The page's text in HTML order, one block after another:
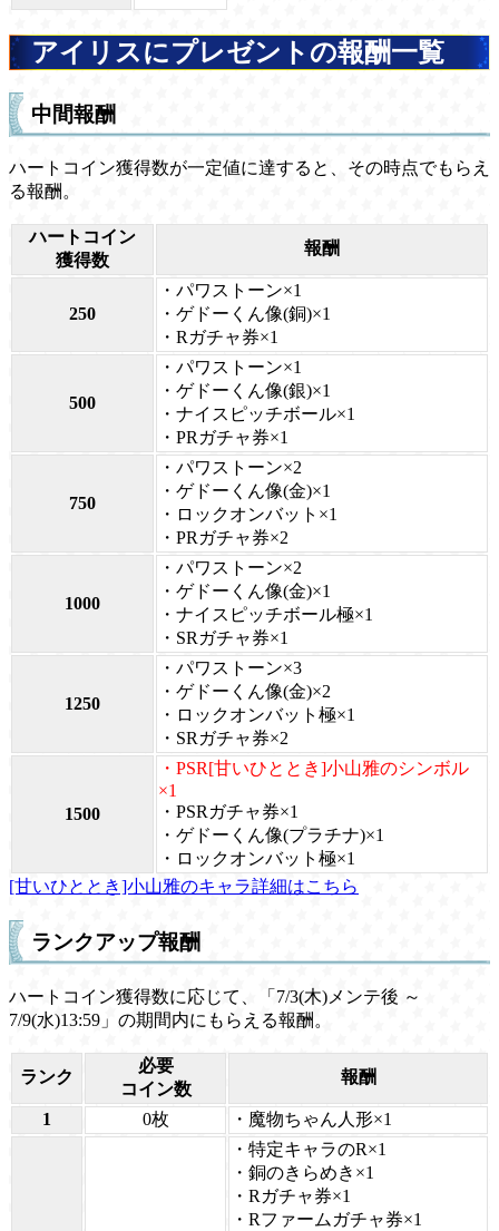
アイリスにプレゼントの報酬一覧
中間報酬
ハートコイン獲得数が一定値に達すると、その時点でもらえ
る報酬。
ハートコイン
獲得数
報酬
250
・パワストーン×1
・ゲドーくん像(銅)×1
・Rガチャ券×1
500
・パワストーン×1
・ゲドーくん像(銀)×1
・ナイスピッチボール×1
・PRガチャ券×1
750
・パワストーン×2
・ゲドーくん像(金)×1
・ロックオンバット×1
・PRガチャ券×2
1000
・パワストーン×2
・ゲドーくん像(金)×1
・ナイスピッチボール極×1
・SRガチャ券×1
1250
・パワストーン×3
・ゲドーくん像(金)×2
・ロックオンバット極×1
・SRガチャ券×2
1500
・PSR[甘いひととき]小山雅のシンボル
×1
・PSRガチャ券×1
・ゲドーくん像(プラチナ)×1
・ロックオンバット極×1
[甘いひととき]小山雅のキャラ詳細はこちら
ランクアップ報酬
ハートコイン獲得数に応じて、「7/3(木)メンテ後 ～
7/9(水)13:59」の期間内にもらえる報酬。
ランク
必要
コイン数
報酬
1 0枚 ・魔物ちゃん人形×1
・特定キャラのR×1
・銅のきらめき×1
・Rガチャ券×1
・Rファームガチャ券×1